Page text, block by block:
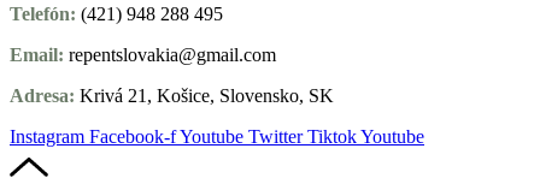
Telefón: (421) 948 288 495
Email: repentslovakia@gmail.com
Adresa: Krivá 21, Košice, Slovensko, SK
Instagram Facebook-fYoutube Twitter TiktokYoutube